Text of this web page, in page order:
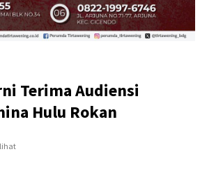
Terima Audiensi
Hulu Rokan